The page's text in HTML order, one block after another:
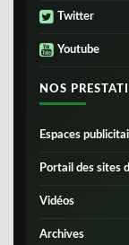
Twitter
Youtube
NOS
Espaces
Portail des sites
Vidéos
Archives